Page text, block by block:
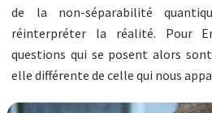
de la non-séparabilité
réinterpréter la réalité. Pour
questions qui se posent alors
elle différente de celle qui nous